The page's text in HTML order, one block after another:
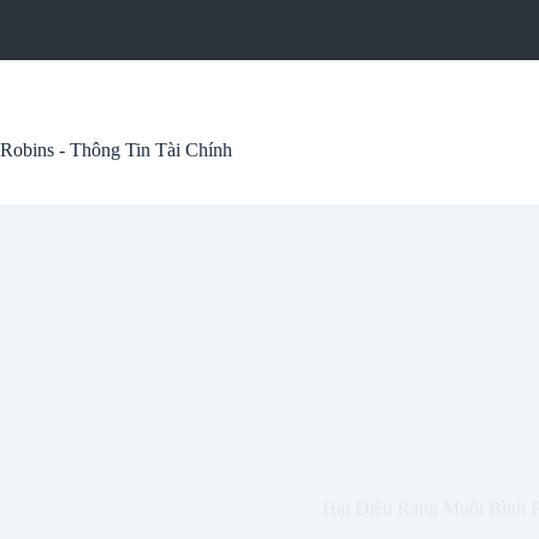
Robins - Thông Tin Tài Chính